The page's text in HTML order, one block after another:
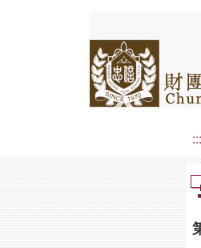
:::